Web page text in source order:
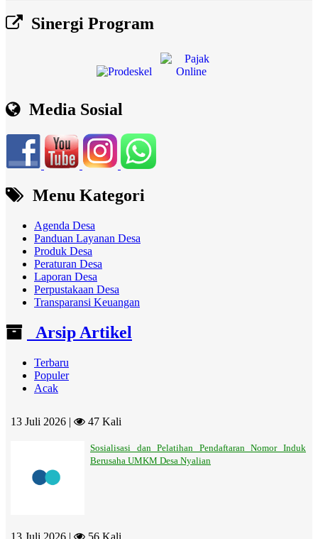
Sinergi Program
Media Sosial
Menu Kategori
Agenda Desa
Panduan Layanan Desa
Produk Desa
Peraturan Desa
Laporan Desa
Perpustakaan Desa
Transparansi Keuangan
Arsip Artikel
Terbaru
Populer
Acak
13 Juli 2026 | 47 Kali
Sosialisasi dan Pelatihan Pendaftaran Nomor Induk
Berusaha UMKM Desa Nyalian
13 Juli 2026 | 56 Kali